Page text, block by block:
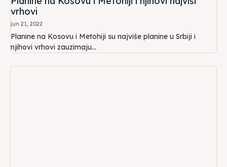
vrhovi
jun 21, 2022
Planine na Kosovu i Metohiji su najviše planine u Srbiji i
njihovi vrhovi zauzimaju...